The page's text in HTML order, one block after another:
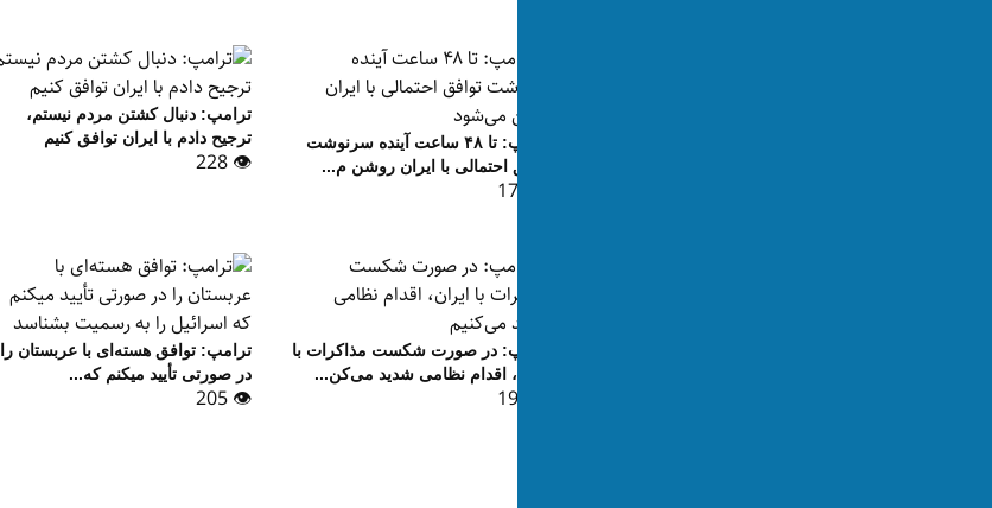
ترامپ: تا ۴۸ ساعت آینده سرنوشت
توافق احتمالی با ایران روشن م...
ترامپ: دنبال کشتن مردم نیستم،
ترجیح دادم با ایران توافق کنیم
👁 228
ترامپ: در صورت شکست مذاکرات با
ایران، اقدام نظامی شدید می‌کن...
ترامپ: توافق هسته‌ای با عربستان را
در صورتی تأیید می‎کنم که...
👁 205